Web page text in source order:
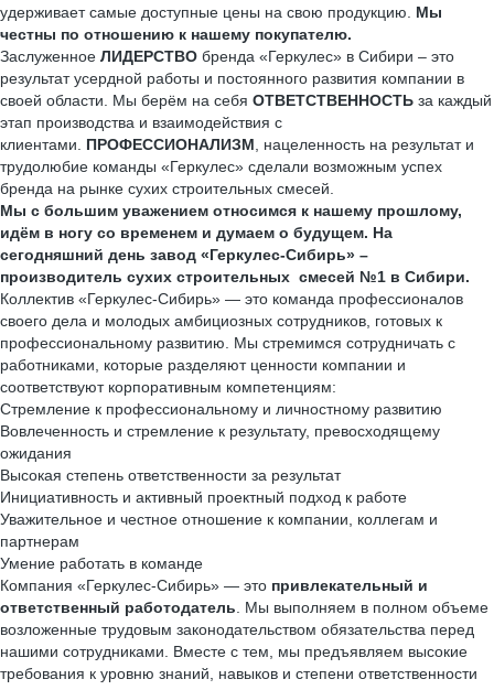
удерживает самые доступные цены на свою продукцию. Мы
честны по отношению к нашему покупателю.
Заслуженное ЛИДЕРСТВО бренда «Геркулес» в Сибири – это
результат усердной работы и постоянного развития компании в
своей области. Мы берём на себя ОТВЕТСТВЕННОСТЬ за каждый
этап производства и взаимодействия с
клиентами. ПРОФЕССИОНАЛИЗМ , нацеленность на результат и
трудолюбие команды «Геркулес» сделали возможным успех
бренда на рынке сухих строительных смесей.
Мы с большим уважением относимся к нашему прошлому,
идём в ногу со временем и думаем о будущем. На
сегодняшний день завод «Геркулес-Сибирь» –
производитель сухих строительных смесей №1 в Сибири.
Коллектив «Геркулес-Сибирь» — это команда профессионалов
своего дела и молодых амбициозных сотрудников, готовых к
профессиональному развитию. Мы стремимся сотрудничать с
работниками, которые разделяют ценности компании и
соответствуют корпоративным компетенциям:
Стремление к профессиональному и личностному развитию
Вовлеченность и стремление к результату, превосходящему
ожидания
Высокая степень ответственности за результат
Инициативность и активный проектный подход к работе
Уважительное и честное отношение к компании, коллегам и
партнерам
Умение работать в команде
Компания «Геркулес-Сибирь» — это привлекательный и
ответственный работодатель . Мы выполняем в полном объеме
возложенные трудовым законодательством обязательства перед
нашими сотрудниками. Вместе с тем, мы предъявляем высокие
требования к уровню знаний, навыков и степени ответственности